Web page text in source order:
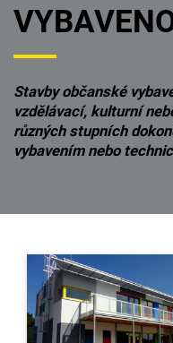
Stavby občanské
vzdělávací, kulturní
různých stupních
vybavením nebo